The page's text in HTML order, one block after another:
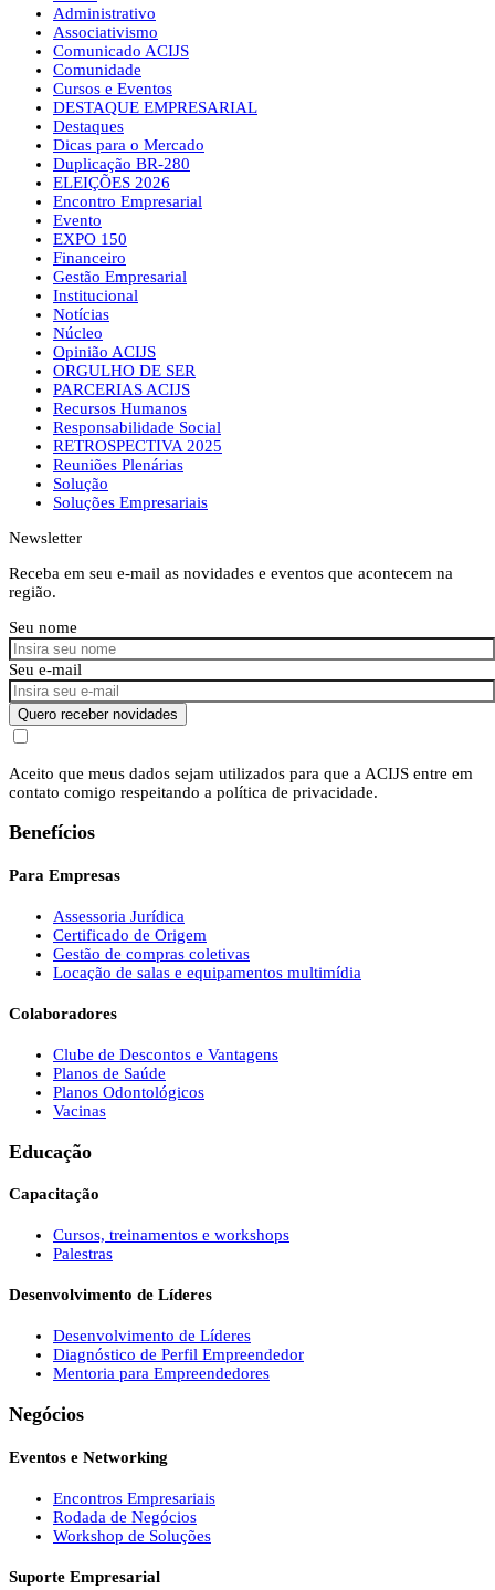
Administrativo
Associativismo
Comunicado ACIJS
Comunidade
Cursos e Eventos
DESTAQUE EMPRESARIAL
Destaques
Dicas para o Mercado
Duplicação BR-280
ELEIÇÕES 2026
Encontro Empresarial
Evento
EXPO 150
Financeiro
Gestão Empresarial
Institucional
Notícias
Núcleo
Opinião ACIJS
ORGULHO DE SER
PARCERIAS ACIJS
Recursos Humanos
Responsabilidade Social
RETROSPECTIVA 2025
Reuniões Plenárias
Solução
Soluções Empresariais
Newsletter
Receba em seu e-mail as novidades e eventos que acontecem na
região.
Seu nome
Seu e-mail
Quero receber novidades
Aceito que meus dados sejam utilizados para que a ACIJS entre em
contato comigo respeitando a política de privacidade.
Benefícios
Para Empresas
Assessoria Jurídica
Certificado de Origem
Gestão de compras coletivas
Locação de salas e equipamentos multimídia
Colaboradores
Clube de Descontos e Vantagens
Planos de Saúde
Planos Odontológicos
Vacinas
Educação
Capacitação
Cursos, treinamentos e workshops
Palestras
Desenvolvimento de Líderes
Desenvolvimento de Líderes
Diagnóstico de Perfil Empreendedor
Mentoria para Empreendedores
Negócios
Eventos e Networking
Encontros Empresariais
Rodada de Negócios
Workshop de Soluções
Suporte Empresarial